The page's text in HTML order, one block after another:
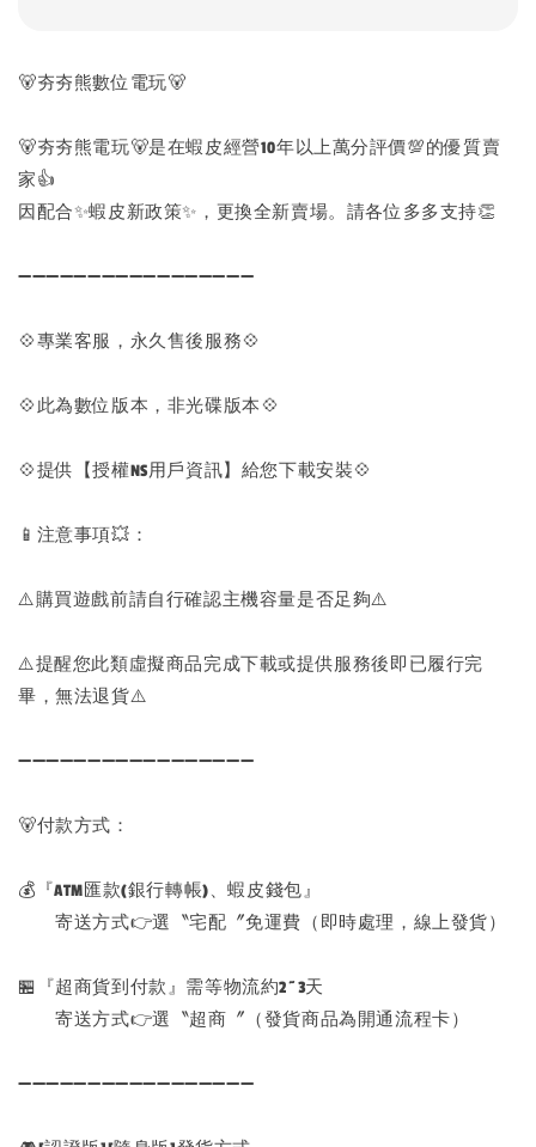
🐻夯夯熊數位電玩🐻
🐻夯夯熊電玩🐻是在蝦皮經營10年以上萬分評價💯的優質賣
家👍
因配合✨蝦皮新政策✨，更換全新賣場。請各位多多支持👏
➖➖➖➖➖➖➖➖➖➖➖➖➖➖➖➖➖
💠專業客服，永久售後服務💠
💠此為數位版本，非光碟版本💠
💠提供【授權NS用戶資訊】給您下載安裝💠
📱注意事項💥：
⚠️購買遊戲前請自行確認主機容量是否足夠⚠️
⚠️提醒您此類虛擬商品完成下載或提供服務後即已履行完
畢，無法退貨⚠️
➖➖➖➖➖➖➖➖➖➖➖➖➖➖➖➖➖
🐻付款方式：
💰『ATM匯款(銀行轉帳)、蝦皮錢包』
寄送方式👉選〝宅配〞免運費（即時處理，線上發貨）
🏪『超商貨到付款』需等物流約2~3天
寄送方式👉選〝超商〞（發貨商品為開通流程卡）
➖➖➖➖➖➖➖➖➖➖➖➖➖➖➖➖➖